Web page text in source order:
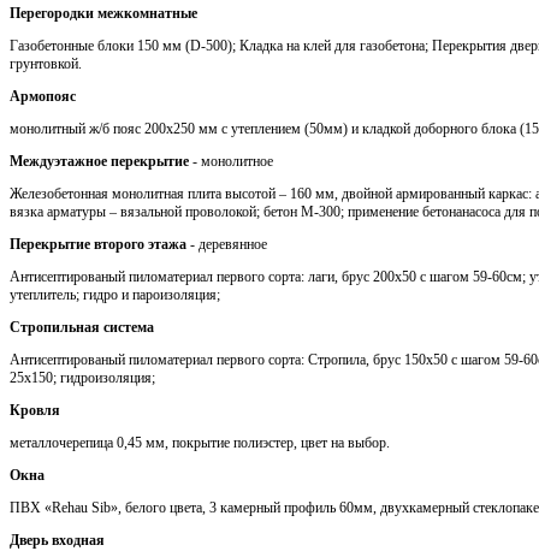
Перегородки межкомнатные
Газобетонные блоки 150 мм (D-500); Кладка на клей для газобетона; Перекрытия
грунтовкой.
Армопояс
монолитный ж/б пояс 200х250 мм с утеплением (50мм) и кладкой доборного блока
Междуэтажное перекрытие - монолитное
Железобетонная монолитная плита высотой – 160 мм, двойной армированный
вязка арматуры – вязальной проволокой; бетон М-300; применение бетонанасоса для
Перекрытие второго этажа - деревянное
Антисептированый пиломатериал первого сорта: лаги, брус 200х50 с шагом 59-
утеплитель; гидро и пароизоляция;
Стропильная система
Антисептированый пиломатериал первого сорта: Стропила, брус 150х50 с шагом 59-
25х150; гидроизоляция;
Кровля
металлочерепица 0,45 мм, покрытие полиэстер, цвет на выбор.
Окна
ПВХ «Rehau Sib», белого цвета, 3 камерный профиль 60мм, двухкамерный
Дверь входная